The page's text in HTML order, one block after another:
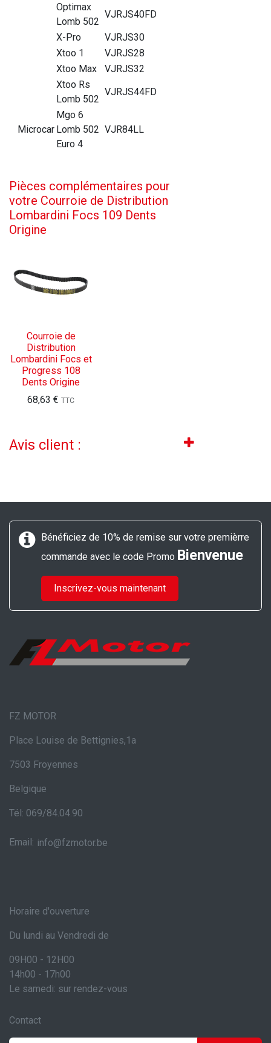
Optimax
Lomb 502
VJRJS40FD
X-Pro
VJRJS30
Xtoo 1
VJRJS28
Xtoo Max
VJRJS32
Xtoo Rs
Lomb 502
VJRJS44FD
Microcar
Mgo 6
Lomb 502
Euro 4
VJR84LL
Pièces complémentaires pour
votre Courroie de Distribution
Lombardini Focs 109 Dents
Origine
Courroie de
Distribution
Lombardini Focs et
Progress 108
Dents Origine
68,63 € TTC
Avis client :
Bénéficiez de 10% de remise sur votre premièrre
commande avec le code Promo Bienvenue
Inscrivez-vous maintenant
FZ MOTOR
Place Louise de Bettignies,1a
7503 Froyennes
Belgique
Tél: 069/84.04.90
Email: info@fzmotor.be
Horaire d'ouverture
Du lundi au Vendredi de
09H00 - 12H00
14h00 - 17h00
Le samedi: sur rendez-vous
Contact